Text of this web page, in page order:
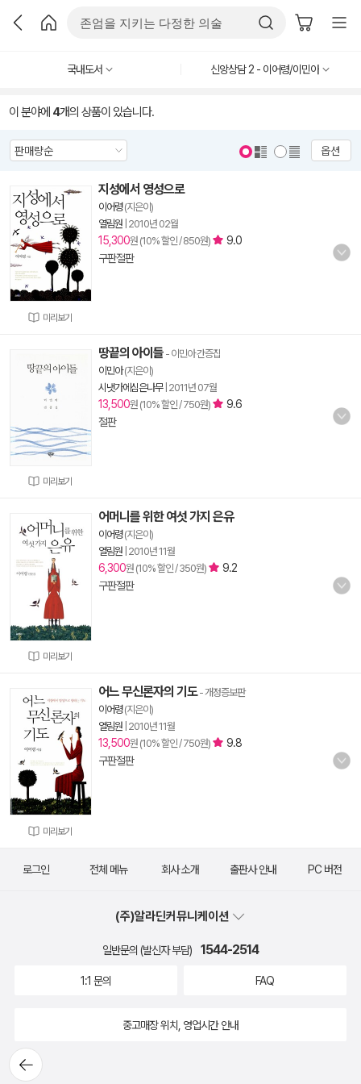
국내도서 신앙상담 2 - 이어령/이민아
이 분야에 4개의 상품이 있습니다.
옵션
미리보기
지성에서 영성으로
이어령(지은이)
열림원 2010년 02월
15,300원 (10% 할인 / 850원)
9.0
구판절판
미리보기
땅끝의 아이들 - 이민아 간증집
이민아(지은이)
시냇가에심은나무| 2011년 07월
13,500원 (10% 할인 / 750원)
9.6
절판
미리보기
어머니를 위한 여섯 가지 은유
이어령(지은이)
열림원 2010년 11월
6,300원 (10% 할인 / 350원)
9.2
구판절판
미리보기
어느 무신론자의 기도- 개정증보판
이어령(지은이)
열림원 2010년 11월
13,500원 (10% 할인 / 750원)
9.8
구판절판
뒤로가
기
로그인 전체 메뉴 회사 소개 출판사 안내 PC 버전
(주)알라딘커뮤니케이션
일반문의 (발신자 부담) 1544-2514
1:1 문의 FAQ
중고매장 위치, 영업시간 안내